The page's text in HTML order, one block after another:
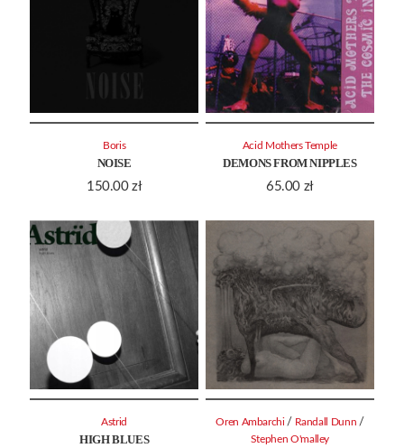
NOISE
150.00 zł
Boris
DEMONS FROM NIPPLES
65.00 zł
Acid Mothers Temple
HIGH BLUES
Astrid Oren Ambarchi / Randall Dunn /
Stephen O'malley